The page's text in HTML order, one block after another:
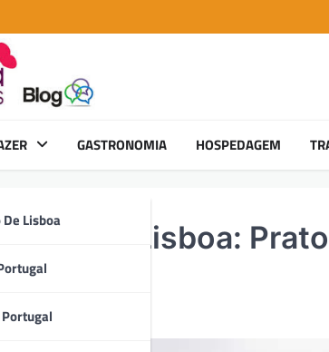
Lisboa
GASTRONOMIA HOSPEDAGEM
em Lisboa: